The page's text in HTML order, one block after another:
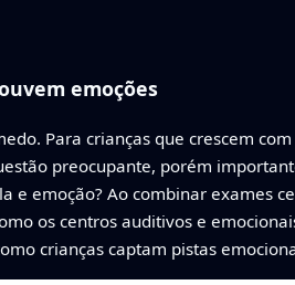
emoções
Para crianças que crescem
preocupante, porém
emoção? Ao combinar exames
os centros auditivos e
crianças captam pistas